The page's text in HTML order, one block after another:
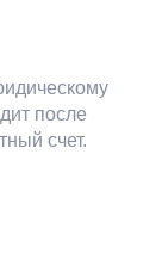
после
счет.